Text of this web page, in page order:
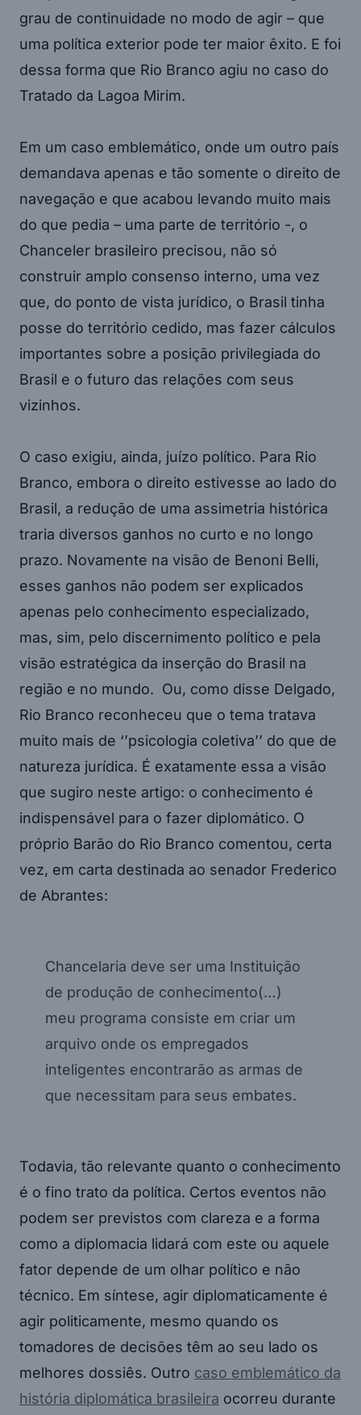
grau de continuidade no modo de agir – que
uma política exterior pode ter maior êxito. E foi
dessa forma que Rio Branco agiu no caso do
Tratado da Lagoa Mirim.
Em um caso emblemático, onde um outro país
demandava apenas e tão somente o direito de
navegação e que acabou levando muito mais
do que pedia – uma parte de território -, o
Chanceler brasileiro precisou, não só
construir amplo consenso interno, uma vez
que, do ponto de vista jurídico, o Brasil tinha
posse do território cedido, mas fazer cálculos
importantes sobre a posição privilegiada do
Brasil e o futuro das relações com seus
vizinhos.
O caso exigiu, ainda, juízo político. Para Rio
Branco, embora o direito estivesse ao lado do
Brasil, a redução de uma assimetria histórica
traria diversos ganhos no curto e no longo
prazo. Novamente na visão de Benoni Belli,
esses ganhos não podem ser explicados
apenas pelo conhecimento especializado,
mas, sim, pelo discernimento político e pela
visão estratégica da inserção do Brasil na
região e no mundo. Ou, como disse Delgado,
Rio Branco reconheceu que o tema tratava
muito mais de ‘’psicologia coletiva’’ do que de
natureza jurídica. É exatamente essa a visão
que sugiro neste artigo: o conhecimento é
indispensável para o fazer diplomático. O
próprio Barão do Rio Branco comentou, certa
vez, em carta destinada ao senador Frederico
de Abrantes:
Chancelaria deve ser uma Instituição
de produção de conhecimento(…)
meu programa consiste em criar um
arquivo onde os empregados
inteligentes encontrarão as armas de
que necessitam para seus embates.
Todavia, tão relevante quanto o conhecimento
é o fino trato da política. Certos eventos não
podem ser previstos com clareza e a forma
como a diplomacia lidará com este ou aquele
fator depende de um olhar político e não
técnico. Em síntese, agir diplomaticamente é
agir politicamente, mesmo quando os
tomadores de decisões têm ao seu lado os
melhores dossiês. Outro caso emblemático da
história diplomática brasileira ocorreu durante